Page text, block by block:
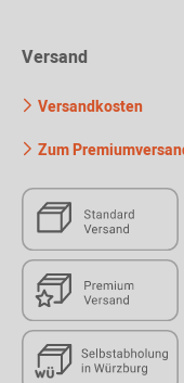
Versand
Versandkosten
Zum